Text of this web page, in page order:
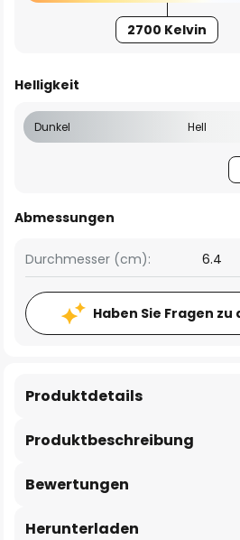
2700 Kelvin
Helligkeit
Dunkel Hell
Abmessungen
Durchmesser (cm): 6.4
Haben Sie Fragen
Produktbeschreibung
Produktdetails
Bewertungen
Herunterladen